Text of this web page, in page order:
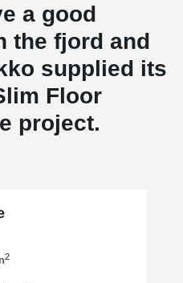
a good
the fjord and
supplied its
Floor
project.
2